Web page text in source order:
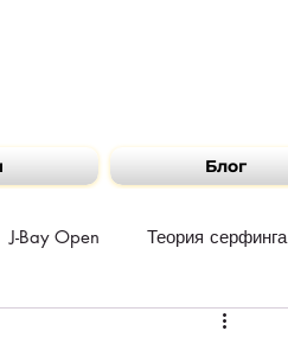
Блог
J-Bay Open Теория серфинга